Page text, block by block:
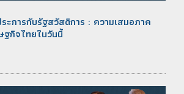
การกับรัฐสวัสดิการ : ความเสมอภาค
ฐกิจไทยในวันนี้